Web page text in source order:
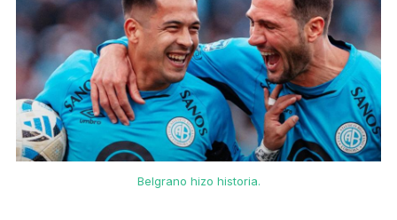
Belgrano hizo historia.